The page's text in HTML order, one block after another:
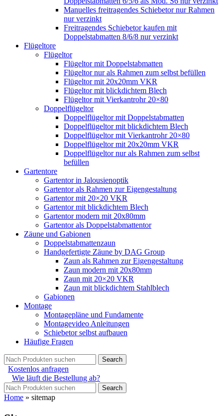
Manuelles freitragendes Schiebetor nur Rahmen
nur verzinkt
Freitragendes Schiebetor kaufen mit
Doppelstabmatten 8/6/8 nur verzinkt
Flügeltore
Flügeltor
Flügeltor mit Doppelstabmatten
Flügeltor nur als Rahmen zum selbst befüllen
Flügeltor mit 20x20mm VKR
Flügeltor mit blickdichtem Blech
Flügeltor mit Vierkantrohr 20×80
Doppelflügeltor
Doppelflügeltor mit Doppelstabmatten
Doppelflügeltor mit blickdichtem Blech
Doppelflügeltor mit Vierkantrohr 20×80
Doppelflügeltor mit 20x20mm VKR
Doppelflügeltor nur als Rahmen zum selbst
befüllen
Gartentore
Gartentor in Jalousienoptik
Gartentor als Rahmen zur Eigengestaltung
Gartentor mit 20×20 VKR
Gartentor mit blickdichtem Blech
Gartentor modern mit 20x80mm
Gartentor als Doppelstabmattentor
Zäune und Gabionen
Doppelstabmattenzaun
Handgefertigte Zäune by DAG Group
Zaun als Rahmen zur Eigengestaltung
Zaun modern mit 20x80mm
Zaun mit 20×20 VKR
Zaun mit blickdichtem Stahlblech
Gabionen
Montage
Montagepläne und Fundamente
Montagevideo Anleitungen
Schiebetor selbst aufbauen
Häufige Fragen
Search
Kostenlos anfragen
Wie läuft die Bestellung ab?
Search
Home » sitemap